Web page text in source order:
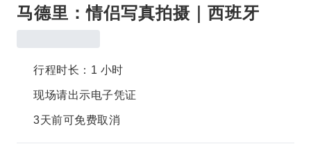
马德里：情侣写真拍摄｜西班牙
行程时长：1 小时
现场请出示电子凭证
3天前可免费取消